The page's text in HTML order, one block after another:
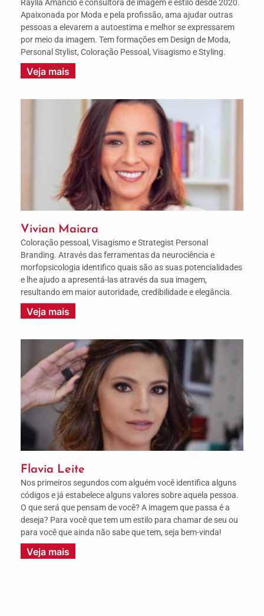
Raylla Amâncio é consultora de imagem e estilo desde 2020.
Apaixonada por Moda e pela profissão, ama ajudar outras
pessoas a elevarem a autoestima e melhor se expressarem
por meio da imagem. Tem formações em Design de Moda,
Personal Stylist, Coloração Pessoal, Visagismo e Styling.
Veja mais
Vivian Maiara
Coloração pessoal, Visagismo e Strategist Personal
Branding. Através das ferramentas da neurociência e
morfopsicologia identifico quais são as suas potencialidades
e lhe ajudo a apresentá-las através da sua imagem,
resultando em maior autoridade, credibilidade e elegância.
Veja mais
Flavia Leite
Nos primeiros segundos com alguém você identifica alguns
códigos e já estabelece alguns valores sobre aquela pessoa.
O que será que pensam de você? A imagem que passa é a
deseja? Para você que tem um estilo para chamar de seu ou
para você que ainda não sabe que tem, seja bem-vinda!
Veja mais